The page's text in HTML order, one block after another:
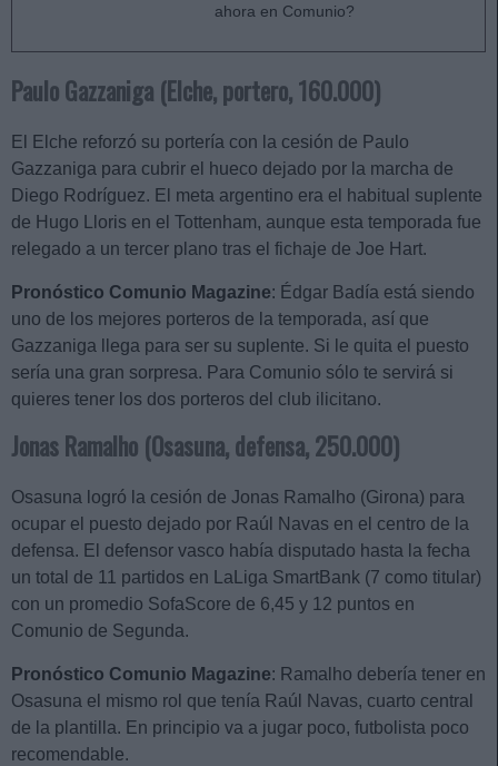
ahora en Comunio?
Paulo Gazzaniga (Elche, portero, 160.000)
El Elche reforzó su portería con la cesión de Paulo
Gazzaniga para cubrir el hueco dejado por la marcha de
Diego Rodríguez. El meta argentino era el habitual suplente
de Hugo Lloris en el Tottenham, aunque esta temporada fue
relegado a un tercer plano tras el fichaje de Joe Hart.
Pronóstico Comunio Magazine: Édgar Badía está siendo
uno de los mejores porteros de la temporada, así que
Gazzaniga llega para ser su suplente. Si le quita el puesto
sería una gran sorpresa. Para Comunio sólo te servirá si
quieres tener los dos porteros del club ilicitano.
Jonas Ramalho (Osasuna, defensa, 250.000)
Osasuna logró la cesión de Jonas Ramalho (Girona) para
ocupar el puesto dejado por Raúl Navas en el centro de la
defensa. El defensor vasco había disputado hasta la fecha
un total de 11 partidos en LaLiga SmartBank (7 como titular)
con un promedio SofaScore de 6,45 y 12 puntos en
Comunio de Segunda.
Pronóstico Comunio Magazine: Ramalho debería tener en
Osasuna el mismo rol que tenía Raúl Navas, cuarto central
de la plantilla. En principio va a jugar poco, futbolista poco
recomendable.